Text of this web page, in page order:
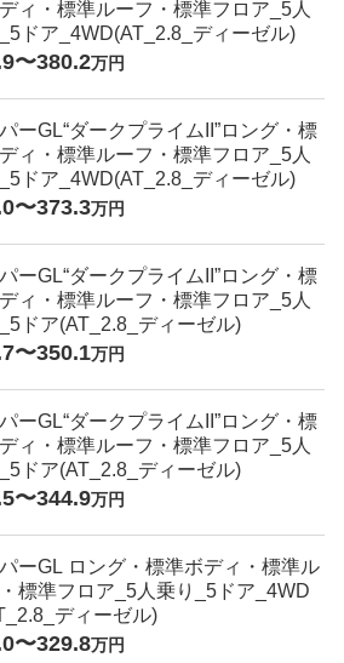
ィ・標準ルーフ・標準フロア_5人
ドア_4WD(AT_2.8_ディーゼル)
〜380.2万円
ーGL“ダークプライムII”ロング・標
ィ・標準ルーフ・標準フロア_5人
ドア_4WD(AT_2.8_ディーゼル)
〜373.3万円
ーGL“ダークプライムII”ロング・標
ィ・標準ルーフ・標準フロア_5人
ドア(AT_2.8_ディーゼル)
〜350.1万円
ーGL“ダークプライムII”ロング・標
ィ・標準ルーフ・標準フロア_5人
ドア(AT_2.8_ディーゼル)
〜344.9万円
ーGL ロング・標準ボディ・標準ル
標準フロア_5人乗り_5ドア_4WD
ディーゼル)
〜329.8万円